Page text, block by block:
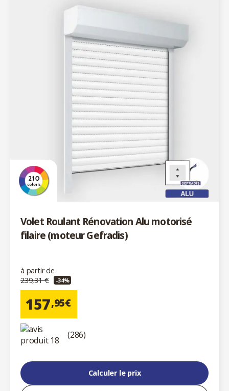
Volet Roulant Rénovation Alu motorisé
filaire (moteur Gefradis)
à partir de
239,31 €
-34%
157,95€
(286)
Calculer le prix